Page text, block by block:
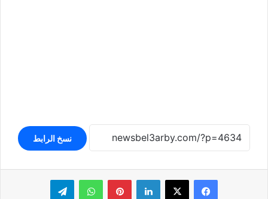
نسخ الرابط
لينكدإن بينتيريستواتساب تيلقرام